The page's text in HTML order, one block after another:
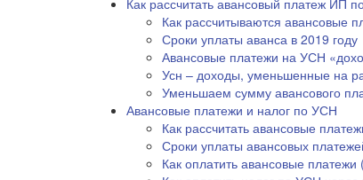
Как рассчитываются авансовые
Сроки уплаты аванса в 2019 году
Авансовые платежи на УСН
Усн – доходы, уменьшенные на
Уменьшаем сумму авансового
Авансовые платежи и налог по УСН
Как рассчитать авансовые
Сроки уплаты авансовых
Как оплатить авансовые